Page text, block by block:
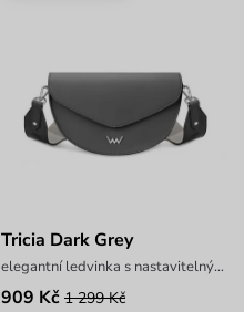
Tricia Dark Grey
elegantní ledvinka s nastavitelným popruhem
909 Kč 1 299 Kč